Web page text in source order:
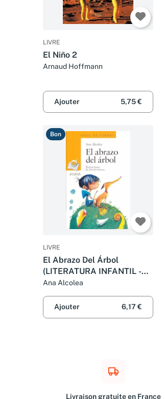
LIVRE
El Niño 2
Arnaud Hoffmann
Ajouter 5,75 €
Bon
LIVRE
El Abrazo Del Árbol
(LITERATURA INFANTIL -
Sopa de Libros)
Ana Alcolea
Ajouter 6,17 €
Livraison gratuite en France